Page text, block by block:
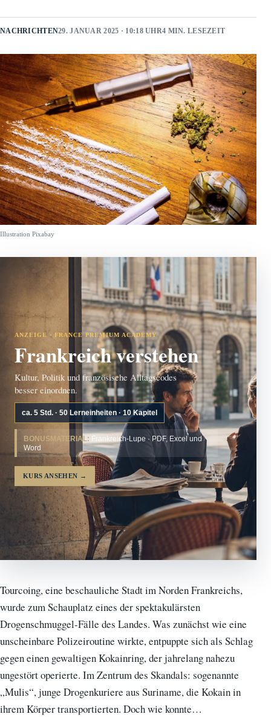
NACHRICHTEN29. JANUAR 2025 · 10:18 UHR4 MIN. LESEZEIT
Illustration Pixabay
ANZEIGE · FRANCE PREMIUM ACADEMY
Frankreich verstehen
Kultur, Politik und französische Alltagscodes
besser einordnen.
ca. 5 Std. · 50 Lerneinheiten · 10 Kapitel
BONUSMATERIAL: Frankreich-Lupe · PDF, Excel und
Word
KURS ANSEHEN →
Tourcoing, eine beschauliche Stadt im Norden Frankreichs,
wurde zum Schauplatz eines der spektakulärsten
Drogenschmuggel-Fälle des Landes. Was zunächst wie eine
unscheinbare Polizeiroutine wirkte, entpuppte sich als Schlag
gegen einen gewaltigen Kokainring, der jahrelang nahezu
ungestört operierte. Im Zentrum des Skandals: sogenannte
„Mulis“, junge Drogenkuriere aus Suriname, die Kokain in
ihrem Körper transportierten. Doch wie konnte…